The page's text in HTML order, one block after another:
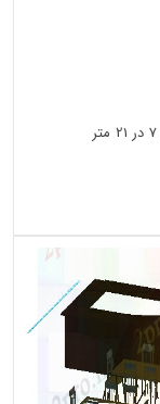
دانلود نقشه هتل - رستوران - اقامتگاه مسکن تجاری 7 در 21 متر